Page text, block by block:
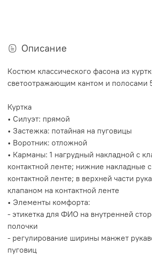
Описание
Костюм классического фасона из
светоотражающим кантом и
Куртка
• Силуэт: прямой
• Застежка: потайная на пуговицы
• Воротник: отложной
• Карманы: 1 нагрудный накладной с
контактной ленте; нижние накладные
контактной ленте; в верхней части
клапаном на контактной ленте
• Элементы комфорта:
- этикетка для ФИО на внутренней
полочки
- регулирование ширины манжет
пуговиц